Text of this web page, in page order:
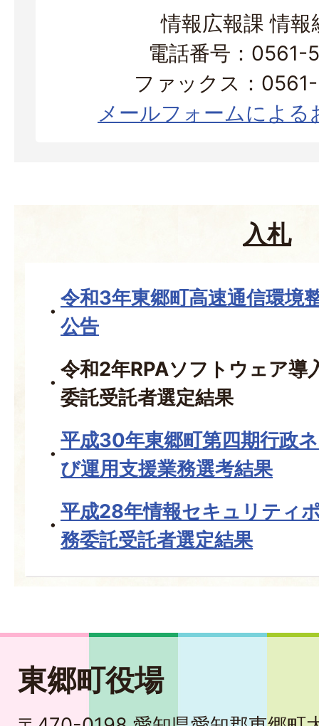
情報広報課 情報
電話番号：0561-
ファックス：
メールフォームによる
入札
令和3年東郷町高速通信環境
公告
令和2年RPAソフトウェア導
委託受託者選定結果
平成30年東郷町第四期行政
び運用支援業務選考結果
平成28年情報セキュリティ
務委託受託者選定結果
東郷町役場